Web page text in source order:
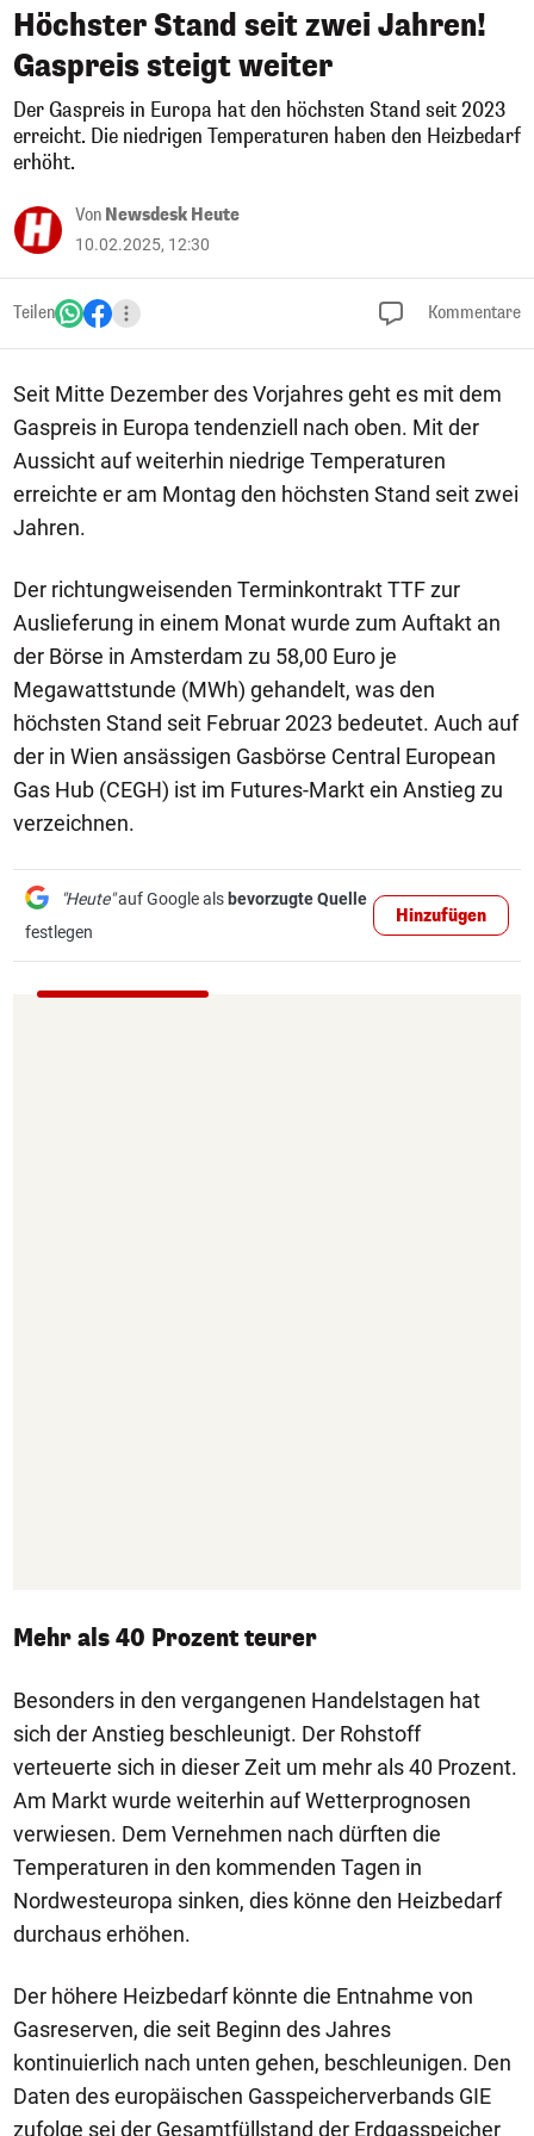
Höchster Stand seit zwei Jahren!
Gaspreis steigt weiter
Der Gaspreis in Europa hat den höchsten Stand seit 2023
erreicht. Die niedrigen Temperaturen haben den Heizbedarf
erhöht.
Von Newsdesk Heute
10.02.2025, 12:30
Teilen Kommentare
Seit Mitte Dezember des Vorjahres geht es mit dem
Gaspreis in Europa tendenziell nach oben. Mit der
Aussicht auf weiterhin niedrige Temperaturen
erreichte er am Montag den höchsten Stand seit zwei
Jahren.
Der richtungweisenden Terminkontrakt TTF zur
Auslieferung in einem Monat wurde zum Auftakt an
der Börse in Amsterdam zu 58,00 Euro je
Megawattstunde (MWh) gehandelt, was den
höchsten Stand seit Februar 2023 bedeutet. Auch auf
der in Wien ansässigen Gasbörse Central European
Gas Hub (CEGH) ist im Futures-Markt ein Anstieg zu
verzeichnen.
"Heute"auf Google als bevorzugte Quelle
festlegen
Hinzufügen
Mehr als 40 Prozent teurer
Besonders in den vergangenen Handelstagen hat
sich der Anstieg beschleunigt. Der Rohstoff
verteuerte sich in dieser Zeit um mehr als 40 Prozent.
Am Markt wurde weiterhin auf Wetterprognosen
verwiesen. Dem Vernehmen nach dürften die
Temperaturen in den kommenden Tagen in
Nordwesteuropa sinken, dies könne den Heizbedarf
durchaus erhöhen.
Der höhere Heizbedarf könnte die Entnahme von
Gasreserven, die seit Beginn des Jahres
kontinuierlich nach unten gehen, beschleunigen. Den
Daten des europäischen Gasspeicherverbands GIE
zufolge sei der Gesamtfüllstand der Erdgasspeicher